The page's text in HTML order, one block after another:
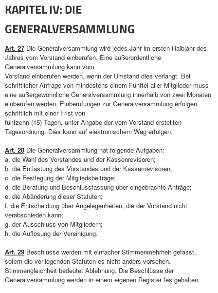
KAPITEL IV: DIE
GENERALVERSAMMLUNG
Art. 27 Die Generalversammlung wird jedes Jahr im ersten Halbjahr des
Jahres vom Vorstand einberufen. Eine außerordentliche
Generalversammlung kann vom
Vorstand einberufen werden, wenn der Umstand dies verlangt. Bei
schriftlicher Anfrage von mindestens einem Fünftel aller Mitglieder muss
eine außergewöhnliche Generalversammlung innerhalb von zwei Monaten
einberufen werden. Einberufungen zur Generalversammlung erfolgen
schriftlich mit einer Frist von
fünfzehn (15) Tagen, unter Angabe der vom Vorstand erstellten
Tagesordnung. Dies kann auf elektronischem Weg erfolgen.
Art. 28 Die Generalversammlung hat folgende Aufgaben:
a. die Wahl des Vorstandes und der Kassenrevisoren;
b. die Entlastung des Vorstandes und der Kassenrevisoren;
c. die Festlegung der Mitgliedsbeiträge;
d. die Beratung und Beschlussfassung über eingebrachte Anträge;
e. die Abänderung dieser Statuten;
f. die Entscheidung über Angelegenheiten, die der Vorstand nicht
verabschieden kann;
g. der Ausschluss von Mitgliedern;
h. die Auflösung der Vereinigung.
Art. 29 Beschlüsse werden mit einfacher Stimmenmehrheit gefasst,
sofern die vorliegenden Statuten es nicht anders vorsehen.
Stimmengleichheit bedeutet Ablehnung. Die Beschlüsse der
Generalversammlung werden in einem eigenen Register festgehalten.